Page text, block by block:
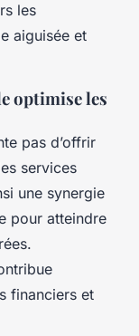
les
aiguisée et
optimise les
pas d’offrir
services
une synergie
pour atteindre
financiers et